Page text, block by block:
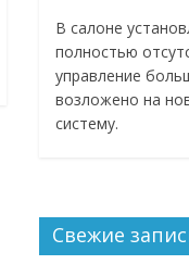
В салоне
полностью
управление
возложено на
систему.
Свежие